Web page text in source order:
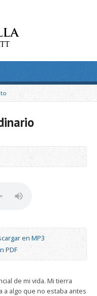
en MP3
PDF
de mi vida. Mi tierra
a algo que no estaba antes